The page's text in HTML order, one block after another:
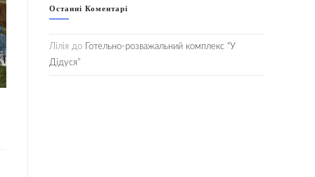
Останні Коментарі
Лілія до
Готельно-розважальний комплекс “У
Дідуся”